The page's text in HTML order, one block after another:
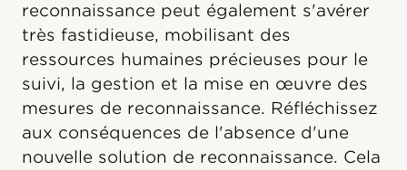
reconnaissance peut également s'avérer
très fastidieuse, mobilisant des
ressources humaines précieuses pour le
suivi, la gestion et la mise en œuvre des
mesures de reconnaissance. Réfléchissez
aux conséquences de l'absence d'une
nouvelle solution de reconnaissance. Cela